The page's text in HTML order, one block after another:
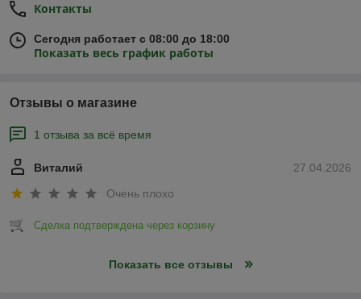
Контакты
Сегодня работает с 08:00 до 18:00
Показать весь график работы
Отзывы о магазине
1 отзыва за всё время
27.04.2026
Виталий
Очень плохо
Сделка подтверждена через корзину
Показать все отзывы